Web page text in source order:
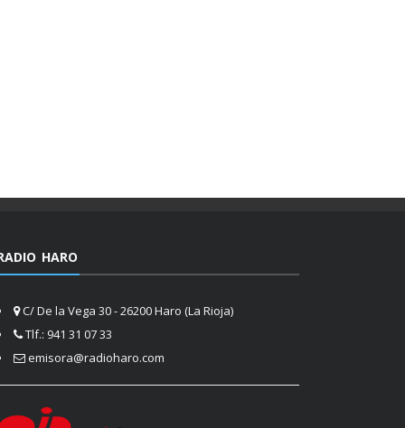
HARO
C/ De la Vega 30 - 26200 Haro (La Rioja)
Tlf.: 941 31 07 33
emisora@radioharo.com